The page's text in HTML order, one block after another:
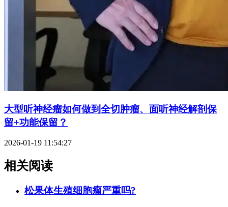
大型听神经瘤如何做到全切肿瘤、面听神经解剖保
留+功能保留？
2026-01-19 11:54:27
相关阅读
松果体生殖细胞瘤严重吗?